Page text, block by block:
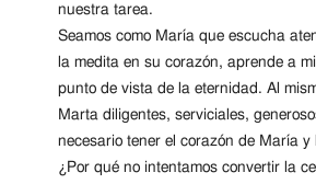
nuestra tarea.
Seamos como María que escucha
la medita en su corazón, aprende a
punto de vista de la eternidad. Al
Marta diligentes, serviciales,
necesario tener el corazón de María
¿Por qué no intentamos convertir la